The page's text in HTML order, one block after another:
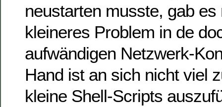
neustarten musste, gab es
kleineres Problem in de
aufwändigen Netzwerk-
Hand ist an sich nicht viel
kleine Shell-Scripts